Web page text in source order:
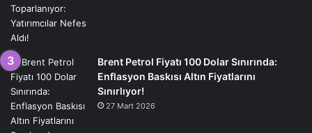
Brent Petrol Fiyatı 100 Dolar Sınırında:
Enflasyon Baskısı Altın Fiyatlarını
Sınırlıyor!
27 Mart 2026